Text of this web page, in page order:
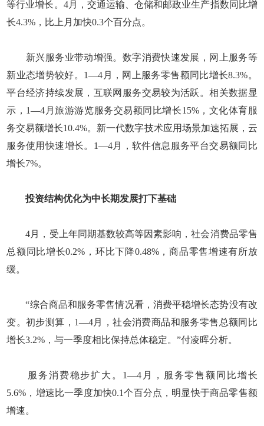
等行业增长。4月，交通运输、仓储和邮政业生产指数同比增
长4.3%，比上月加快0.3个百分点。
新兴服务业带动增强。数字消费快速发展，网上服务等
新业态增势较好。1—4月，网上服务零售额同比增长8.3%。
平台经济持续发展，互联网服务交易较为活跃。相关数据显
示，1—4月旅游游览服务交易额同比增长15%，文化体育服
务交易额增长10.4%。新一代数字技术应用场景加速拓展，云
服务使用快速增长。1—4月，软件信息服务平台交易额同比
增长7%。
投资结构优化为中长期发展打下基础
4月，受上年同期基数较高等因素影响，社会消费品零售
总额同比增长0.2%，环比下降0.48%，商品零售增速有所放
缓。
“综合商品和服务零售情况看，消费平稳增长态势没有改
变。初步测算，1—4月，社会消费商品和服务零售总额同比
增长3.2%，与一季度相比保持总体稳定。”付凌晖分析。
服务消费稳步扩大。1—4月，服务零售额同比增长
5.6%，增速比一季度加快0.1个百分点，明显快于商品零售额
增速。